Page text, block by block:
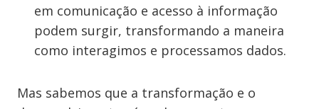
em comunicação e acesso à informação
podem surgir, transformando a maneira
como interagimos e processamos dados.
Mas sabemos que a transformação e o